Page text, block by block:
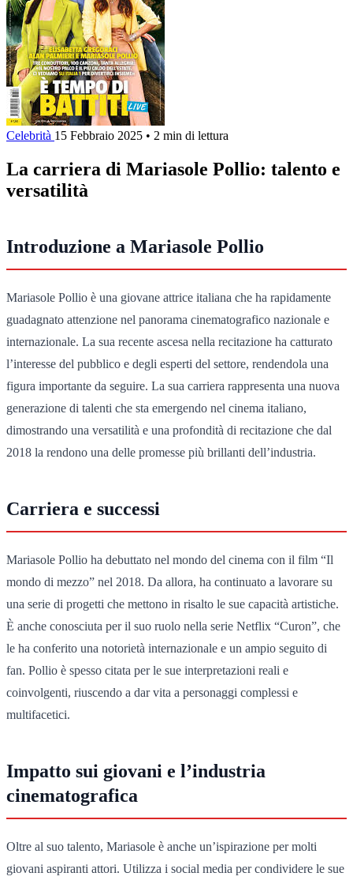
Celebrità 15 Febbraio 2025 • 2 min di lettura
La carriera di Mariasole Pollio: talento e
versatilità
Introduzione a Mariasole Pollio
Mariasole Pollio è una giovane attrice italiana che ha rapidamente
guadagnato attenzione nel panorama cinematografico nazionale e
internazionale. La sua recente ascesa nella recitazione ha catturato
l’interesse del pubblico e degli esperti del settore, rendendola una
figura importante da seguire. La sua carriera rappresenta una nuova
generazione di talenti che sta emergendo nel cinema italiano,
dimostrando una versatilità e una profondità di recitazione che dal
2018 la rendono una delle promesse più brillanti dell’industria.
Carriera e successi
Mariasole Pollio ha debuttato nel mondo del cinema con il film “Il
mondo di mezzo” nel 2018. Da allora, ha continuato a lavorare su
una serie di progetti che mettono in risalto le sue capacità artistiche.
È anche conosciuta per il suo ruolo nella serie Netflix “Curon”, che
le ha conferito una notorietà internazionale e un ampio seguito di
fan. Pollio è spesso citata per le sue interpretazioni reali e
coinvolgenti, riuscendo a dar vita a personaggi complessi e
multifacetici.
Impatto sui giovani e l’industria
cinematografica
Oltre al suo talento, Mariasole è anche un’ispirazione per molti
giovani aspiranti attori. Utilizza i social media per condividere le sue